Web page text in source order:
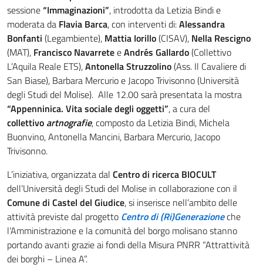
sessione“Immaginazioni”, introdotta da Letizia Bindi e
moderata da Flavia Barca, con interventi di:Alessandra
Bonfanti (Legambiente), Mattia Iorillo(CISAV), Nella Rescigno
(MAT), Francisco NavarreteeAndrés Gallardo(Collettivo
L’Aquila Reale ETS),Antonella Struzzolino(Ass. Il Cavaliere di
San Biase), Barbara Mercurio e Jacopo Trivisonno (Università
degli Studi del Molise). Alle 12.00 sarà presentata la mostra
“Appenninica. Vita sociale degli oggetti”, a cura del
collettivo artnografie, composto da Letizia Bindi, Michela
Buonvino, Antonella Mancini, Barbara Mercurio, Jacopo
Trivisonno.
L’iniziativa, organizzata dal Centro di ricerca BIOCULT
dell’Università degli Studi del Molise in collaborazione con il
Comune di Castel del Giudice, si inserisce nell’ambito delle
attività previste dal progetto Centro di (Ri)Generazioneche
l’Amministrazione e la comunità del borgo molisano stanno
portando avanti grazie ai fondi della Misura PNRR “Attrattività
dei borghi – Linea A”.